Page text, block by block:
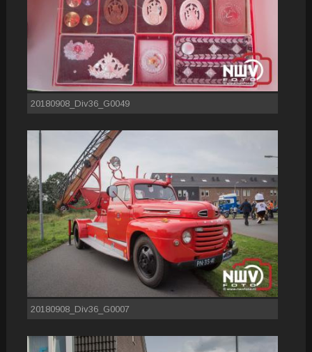
20180908_Div36_G0049
20180908_Div36_G0007